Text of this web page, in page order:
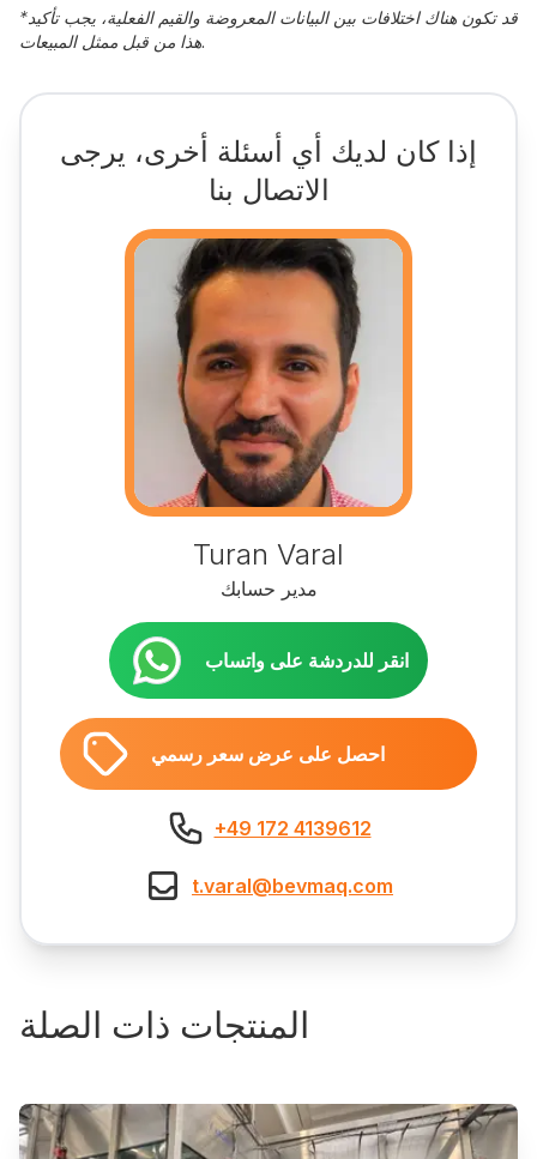
*قد تكون هناك اختلافات بين البيانات المعروضة والقيم الفعلية، يجب تأكيد
هذا من قبل ممثل المبيعات.
إذا كان لديك أي أسئلة أخرى، يرجى
الاتصال بنا
Turan Varal
مدير حسابك
انقر للدردشة على واتساب
احصل على عرض سعر رسمي
+49 172 4139612
t.varal@bevmaq.com
المنتجات ذات الصلة